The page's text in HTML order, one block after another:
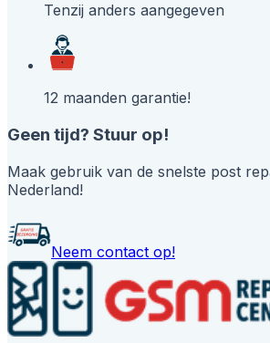
Tenzij anders aangegeven
12 maanden garantie!
Geen tijd? Stuur op!
Maak gebruik van de snelste post
Nederland!
Neem contact op!